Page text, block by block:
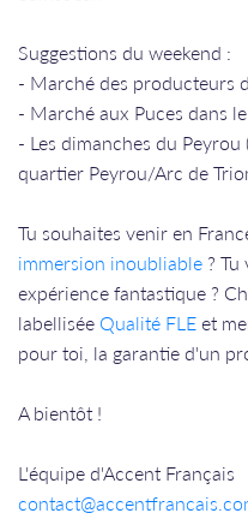
Suggestions du weekend :
- Marché des producteurs
- Marché aux Puces dans
- Les dimanches du
quartier Peyrou/Arc de
Tu souhaites venir en
immersion inoubliable ?
expérience fantastique ?
labellisée Qualité FLEet
pour toi, la garantie d'un
A bientôt !
L'équipe d'Accent Français